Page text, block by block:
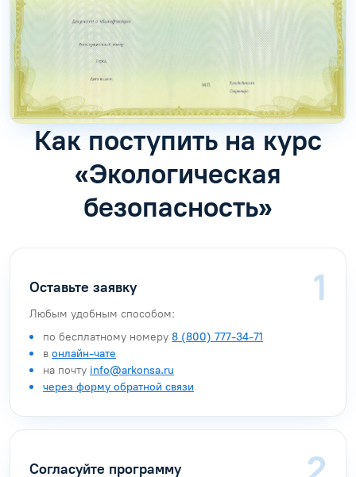
Как поступить на курс
«Экологическая
безопасность»
Оставьте заявку
Любым удобным способом:
по бесплатному номеру 8 (800) 777-34-71
в онлайн-чате
на почту info@arkonsa.ru
через форму обратной связи
Согласуйте программу